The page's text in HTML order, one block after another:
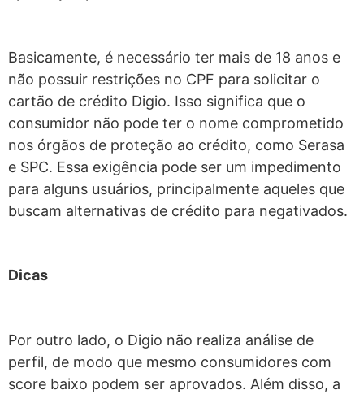
Basicamente, é necessário ter mais de 18 anos e
não possuir restrições no CPF para solicitar o
cartão de crédito Digio. Isso significa que o
consumidor não pode ter o nome comprometido
nos órgãos de proteção ao crédito, como Serasa
e SPC. Essa exigência pode ser um impedimento
para alguns usuários, principalmente aqueles que
buscam alternativas de crédito para negativados.
Dicas
Por outro lado, o Digio não realiza análise de
perfil, de modo que mesmo consumidores com
score baixo podem ser aprovados. Além disso, a